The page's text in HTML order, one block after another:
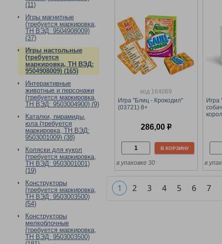
(11)
Игры магнитные
(требуется маркировка,
ТН ВЭД: 9504908009)
(37)
Игры настольные
(требуется
маркировка, ТН ВЭД:
9504908009) (165)
Интерактивные
животные и персонажи
(требуется маркировка,
ТН ВЭД: 9503004900) (9)
Каталки, пирамиды,
юла (требуется
маркировка, ТН ВЭД:
9503001009) (38)
Коляски для кукол
(требуется маркировка,
ТН ВЭД: 9503001001)
(19)
Конструкторы
(требуется маркировка,
ТН ВЭД: 9503003500)
(54)
Конструкторы
мелкоблочные
(требуется маркировка,
ТН ВЭД: 9503003500)
код 164069
Игра "Блиц - Крокодил"
(03721) 8+
286,00 р
В КОРЗИНУ
в упаковке 30 в
1 2 3 4 5 6 7